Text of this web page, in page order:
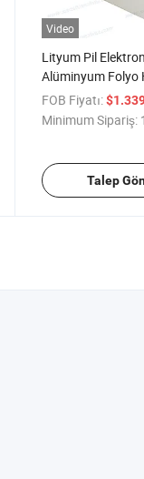
Video
Lityum Pil
Alüminyum Folyo
CNC Kesim
FOB Fiyatı:
Minimum Sipariş:
Talep